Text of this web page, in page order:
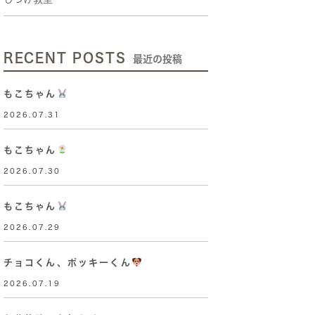
RECENT POSTS 最近の投稿
もこちゃん
2026.07.31
もこちゃん
2026.07.30
もこちゃん
2026.07.29
チョコくん、ポッキーくん
2026.07.19